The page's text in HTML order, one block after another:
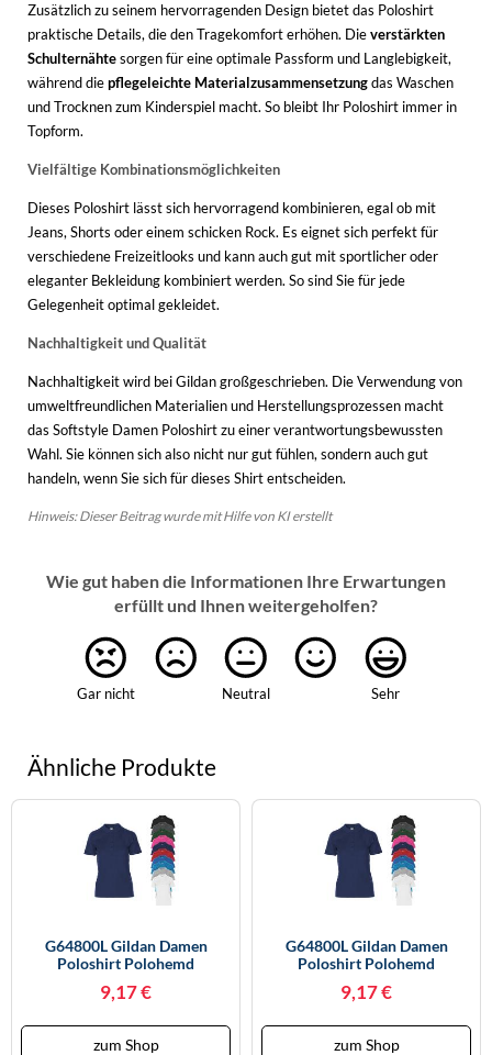
Zusätzlich zu seinem hervorragenden Design bietet das Poloshirt
praktische Details, die den Tragekomfort erhöhen. Dieverstärkten
Schulternähtesorgen für eine optimale Passform und Langlebigkeit,
während diepflegeleichte Materialzusammensetzungdas Waschen
und Trocknen zum Kinderspiel macht. So bleibt Ihr Poloshirt immer in
Topform.
Vielfältige Kombinationsmöglichkeiten
Dieses Poloshirt lässt sich hervorragend kombinieren, egal ob mit
Jeans, Shorts oder einem schicken Rock. Es eignet sich perfekt für
verschiedene Freizeitlooks und kann auch gut mit sportlicher oder
eleganter Bekleidung kombiniert werden. So sind Sie für jede
Gelegenheit optimal gekleidet.
Nachhaltigkeit und Qualität
Nachhaltigkeit wird bei Gildan großgeschrieben. Die Verwendung von
umweltfreundlichen Materialien und Herstellungsprozessen macht
das Softstyle Damen Poloshirt zu einer verantwortungsbewussten
Wahl. Sie können sich also nicht nur gut fühlen, sondern auch gut
handeln, wenn Sie sich für dieses Shirt entscheiden.
Hinweis: Dieser Beitrag wurde mit Hilfe von KI erstellt
Wie gut haben die Informationen Ihre Erwartungen
erfüllt und Ihnen weitergeholfen?
Gar nicht Neutral Sehr
Ähnliche Produkte
G64800L Gildan Damen
Poloshirt Polohemd
Polo Navy XL
9,17 €
zum Shop
G64800L Gildan Damen
Poloshirt Polohemd
Polo Navy L
9,17 €
zum Shop